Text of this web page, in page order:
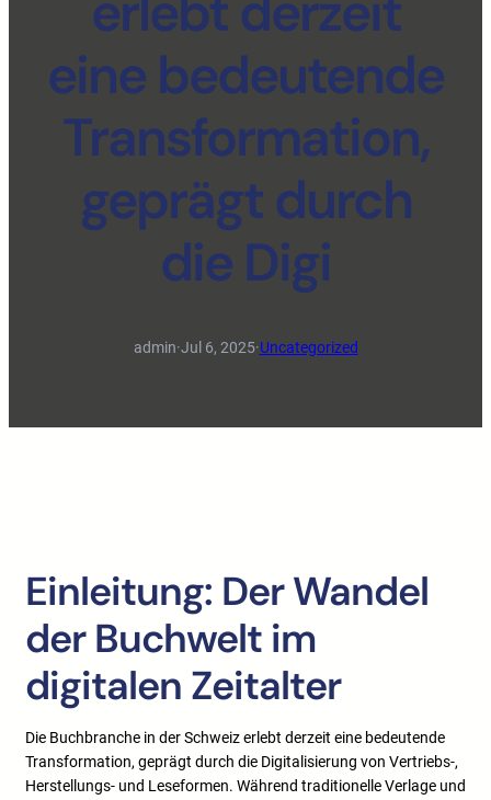
eine bedeutende
Transformation,
geprägt durch
die Digi
admin·Jul 6, 2025·Uncategorized
Einleitung: Der Wandel
der Buchwelt im
digitalen Zeitalter
Die Buchbranche in der Schweiz erlebt derzeit eine bedeutende
Transformation, geprägt durch die Digitalisierung von Vertriebs-,
Herstellungs- und Leseformen. Während traditionelle Verlage und